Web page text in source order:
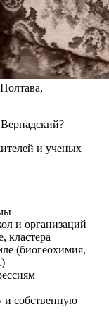
и ученых
и организаций
кластера
(биогеохимия,
и собственную